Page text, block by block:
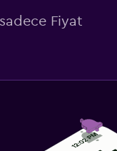
Fiyat